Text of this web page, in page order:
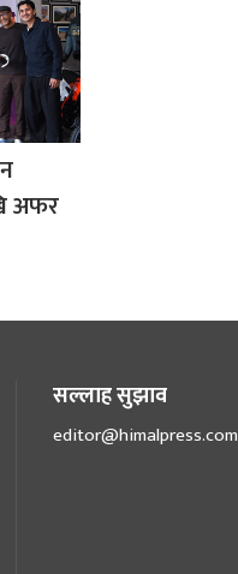
अफर
सल्लाह सुझाव
editor@himalpress.com